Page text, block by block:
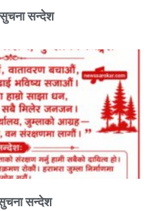
शिक्षालय जुम्लाको सुचना
सुचना सन्देश
सन्देश